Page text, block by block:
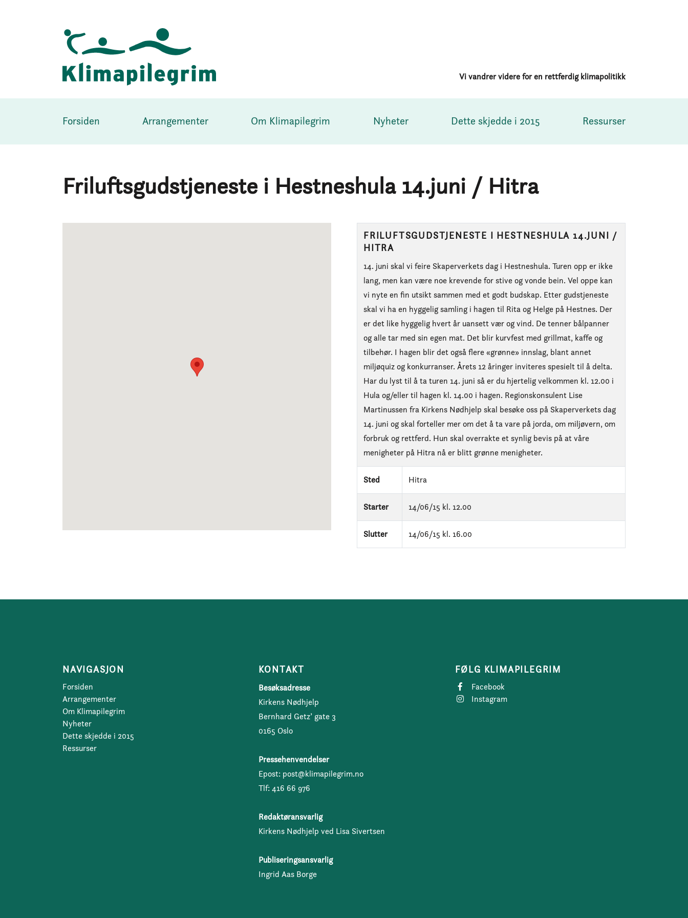
Vi vandrer videre for en rettferdig klimapolitikk
Forsiden Arrangementer Om Klimapilegrim Nyheter Dette skjedde i 2015 Ressurser
Friluftsgudstjeneste i Hestneshula 14.juni / Hitra
FRILUFTSGUDSTJENESTE I HESTNESHULA 14.JUNI /
HITRA
14. juni skal vi feire Skaperverkets dag i Hestneshula. Turen opp er ikke
lang, men kan være noe krevende for stive og vonde bein. Vel oppe kan
vi nyte en fin utsikt sammen med et godt budskap. Etter gudstjeneste
skal vi ha en hyggelig samling i hagen til Rita og Helge på Hestnes. Der
er det like hyggelig hvert år uansett vær og vind. De tenner bålpanner
og alle tar med sin egen mat. Det blir kurvfest med grillmat, kaffe og
tilbehør. I hagen blir det også flere «grønne» innslag, blant annet
miljøquiz og konkurranser. Årets 12 åringer inviteres spesielt til å delta.
Har du lyst til å ta turen 14. juni så er du hjertelig velkommen kl. 12.00 i
Hula og/eller til hagen kl. 14.00 i hagen. Regionskonsulent Lise
Martinussen fra Kirkens Nødhjelp skal besøke oss på Skaperverkets dag
14. juni og skal forteller mer om det å ta vare på jorda, om miljøvern, om
forbruk og rettferd. Hun skal overrakte et synlig bevis på at våre
menigheter på Hitra nå er blitt grønne menigheter.
Sted Hitra
Starter 14/06/15 kl. 12.00
Slutter 14/06/15 kl. 16.00
NAVIGASJON
Forsiden
Arrangementer
Om Klimapilegrim
Nyheter
Dette skjedde i 2015
Ressurser
KONTAKT
Besøksadresse
Kirkens Nødhjelp
Bernhard Getz’ gate 3
0165 Oslo
Pressehenvendelser
Epost: post@klimapilegrim.no
Tlf: 416 66 976
Redaktøransvarlig
Kirkens Nødhjelp ved Lisa Sivertsen
Publiseringsansvarlig
Ingrid Aas Borge
FØLG KLIMAPILEGRIM
Facebook
Instagram